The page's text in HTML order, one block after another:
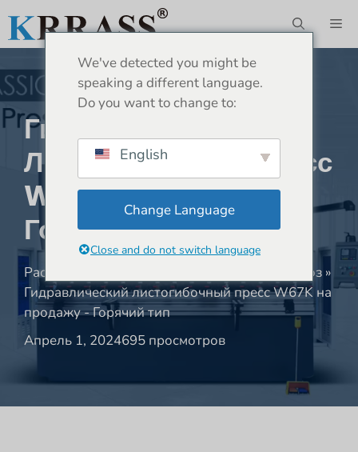
содержимому
Гидравлический
Листогибочный Пресс
W67K На Продажу -
Горячий Тип
Расположение: Пресс-тормоз »
Гидравлический листогибочный пресс W67K на
продажу - Горячий тип
Апрель 1, 2024695 просмотров
We've detected you might be
speaking a different language.
Do you want to change to:
English
Change Language
Close and do not switch language